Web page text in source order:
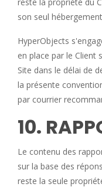
son seul
HyperObjects
en place par le Client
Site dans le délai de
la présente
par courrier
10.
Le contenu des
sur la base des
reste la seule